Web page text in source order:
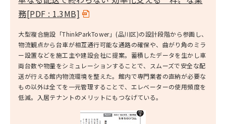
務[PDF : 1.3MB]
大型複合施設「ThinkParkTower」(品川区)の設計段階から参画し、
物流観点から台車が相互通行可能な通路の確保や、曲がり角のミラ
ー設置などを施工主や建設会社に提案。蓄積したデータを生かし車
両台数や物量をシミュレーションすることで、スムーズで安全な配
送が行える館内物流環境を整えた。館内で専門業者の直納が必要な
もの以外は全てを一元管理することで、エレベーターの使用頻度を
低減。入居テナントのメリットにもつなげている。